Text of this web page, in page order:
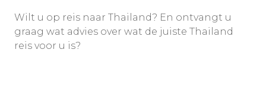
Wilt u op reis naar Thailand? En ontvangt u
graag wat advies over wat de juiste Thailand
reis voor u is?